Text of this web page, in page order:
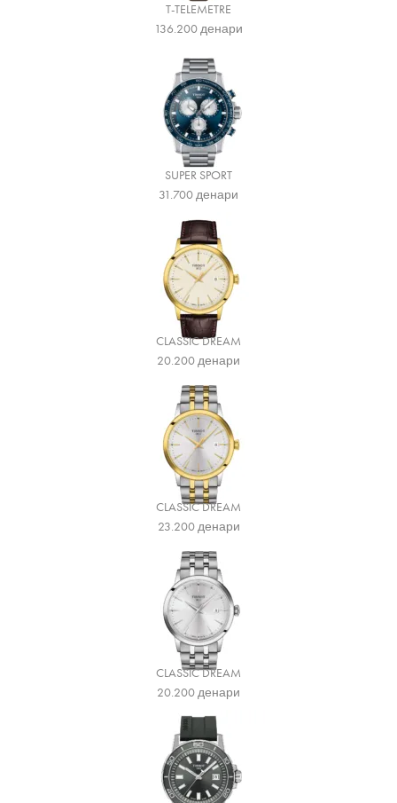
T-TELEMETRE
136.200денари
SUPER SPORT
31.700денари
CLASSIC DREAM
20.200денари
CLASSIC DREAM
23.200денари
CLASSIC DREAM
20.200денари